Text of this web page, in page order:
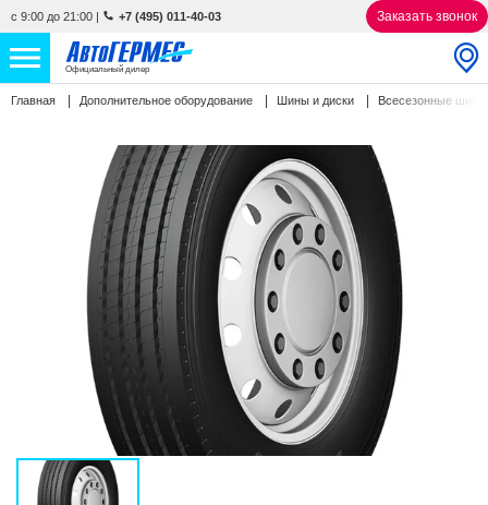
с 9:00 до 21:00 | +7 (495) 011-40-03 Заказать звонок
Официальный дилер
НОВЫЕ АВТОМОБИЛИ 4763 авто
С ПРОБЕГОМ 863 авто
О КОМПАНИИ
КОНТАКТЫ
Избранное
Главная Дополнительное оборудование Шины и диски Всесезонные